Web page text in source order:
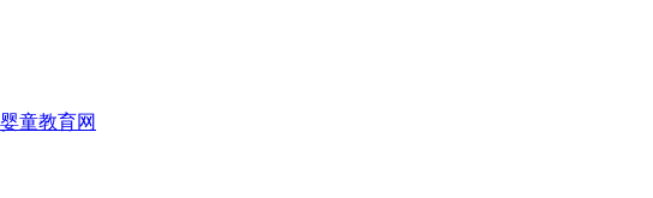
婴童教育网